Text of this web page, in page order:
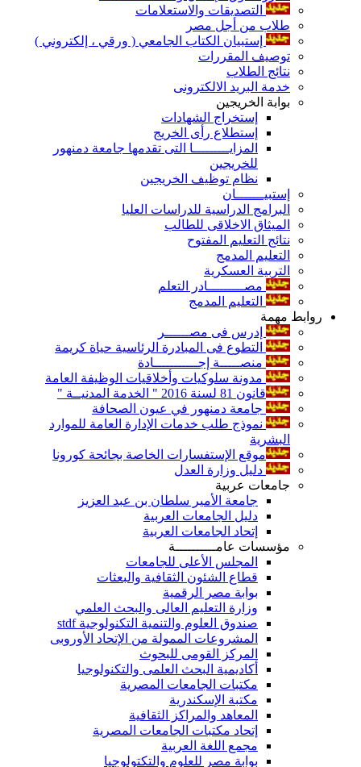
التصديقات والاستعلامات
طلاب من أجل مصر
إستبيان الكتاب الجامعي ( ورقي ، إلكتروني )
توصيف المقررات
نتائج الطلاب
خدمة البريد الالكترونى
بوابة الخريجين
إستخراج الشهادات
إستطلاع رأى الخريج
المزايـــــــــا التى تقدمها جامعة دمنهور
للخريجين
نظام توظيف الخريجين
إستبيـــــــان
البرامج الدراسية للدراسات العليا
الميثاق الاخلاقى للطالب
نتائج التعليم المفتوح
التعليم المدمج
التربية العسكرية
مصـــــــــادر التعلم
التعليم المدمج
روابط مهمة
إدرس فى مصــــــر
التطوع فى المبادرة الرئاسية حياة كريمة
منصـــــة إجـــــــــــادة
مدونة سلوكيات وأخلاقيات الوظيفة العامة
قانون 81 لسنة 2016 " الخدمة المدنيــة "
جامعة دمنهور في عيون الصحافة
نموذج طلب خدمات الإدارة العامة للموارد
البشرية
موقع الإستفسارات الخاصة بجائحة كورونا
دليل وزارة العدل
جامعات عربية
جامعة الأمير سلطان بن عبد العزيز
دليل الجامعات العربية
إتحاد الجامعات العربية
مؤسسات عامــــــــــة
المجلس الأعلى للجامعات
قطاع الشئون الثقافية والبعثات
بوابة مصر الرقمية
وزارة التعليم العالى والبحث العلمي
صندوق العلوم والتنمية التكنولوجية stdf
المشروعات الممولة من الإتحاد الأوروبى
المركز القومى للبحوث
أكاديمية البحث العلمى والتكنولوجيا
مكتبات الجامعات المصرية
مكتبة الإسكندرية
المعاهد والمراكز الثقافية
إتحاد مكتبات الجامعات المصرية
مجمع اللغة العربية
بوابة مصر للعلوم والتكتولوجيا